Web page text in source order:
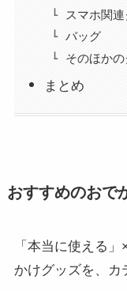
スマホ関
バッグ
そのほか
まとめ
おすすめのおで
「本当に使える
かけグッズを、カ